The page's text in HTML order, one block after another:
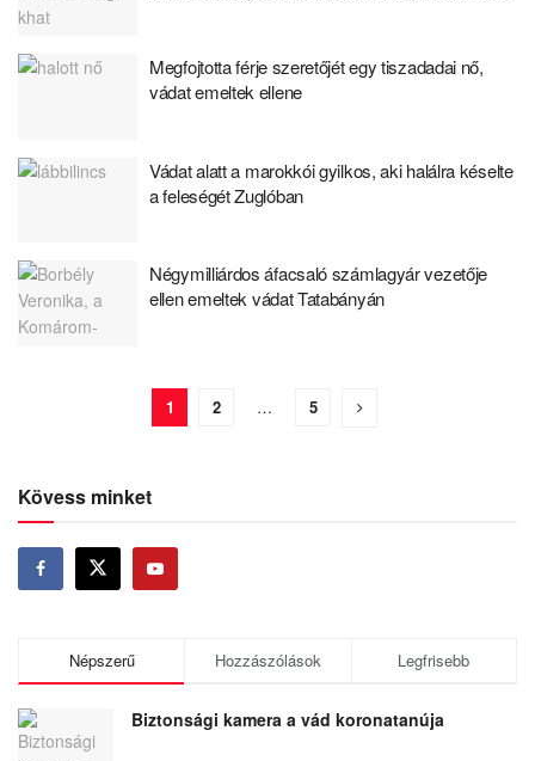
Megfojtotta férje szeretőjét egy tiszadadai nő,
vádat emeltek ellene
Vádat alatt a marokkói gyilkos, aki halálra késelte
a feleségét Zuglóban
Négymilliárdos áfacsaló számlagyár vezetője
ellen emeltek vádat Tatabányán
1 2 … 5
Kövess minket
Népszerű Hozzászólások Legfrisebb
Biztonsági kamera a vád koronatanúja